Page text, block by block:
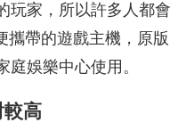
玩家，所以許多人都會
攜帶的遊戲主機，原版
娛樂中心使用。
高